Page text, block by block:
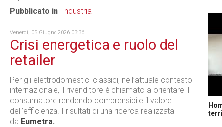
Pubblicato in
Industria
Venerdì, 05 Giugno 2026 03:36
Crisi energetica e ruolo del
retailer
Per gli elettrodomestici classici, nell’attuale contesto
internazionale, il rivenditore è chiamato a orientare il
consumatore rendendo comprensibile il valore
dell’efficienza. I risultati di una ricerca realizzata
da Eumetra.